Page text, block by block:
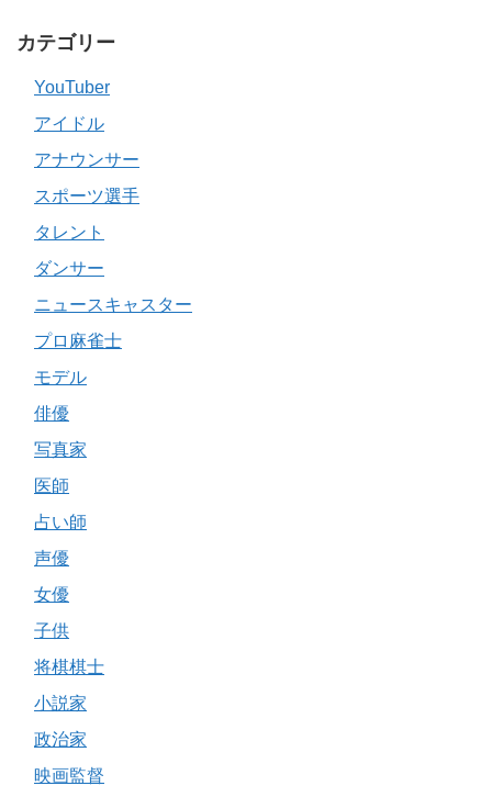
カテゴリー
YouTuber
アイドル
アナウンサー
スポーツ選手
タレント
ダンサー
ニュースキャスター
プロ麻雀士
モデル
俳優
写真家
医師
占い師
声優
女優
子供
将棋棋士
小説家
政治家
映画監督